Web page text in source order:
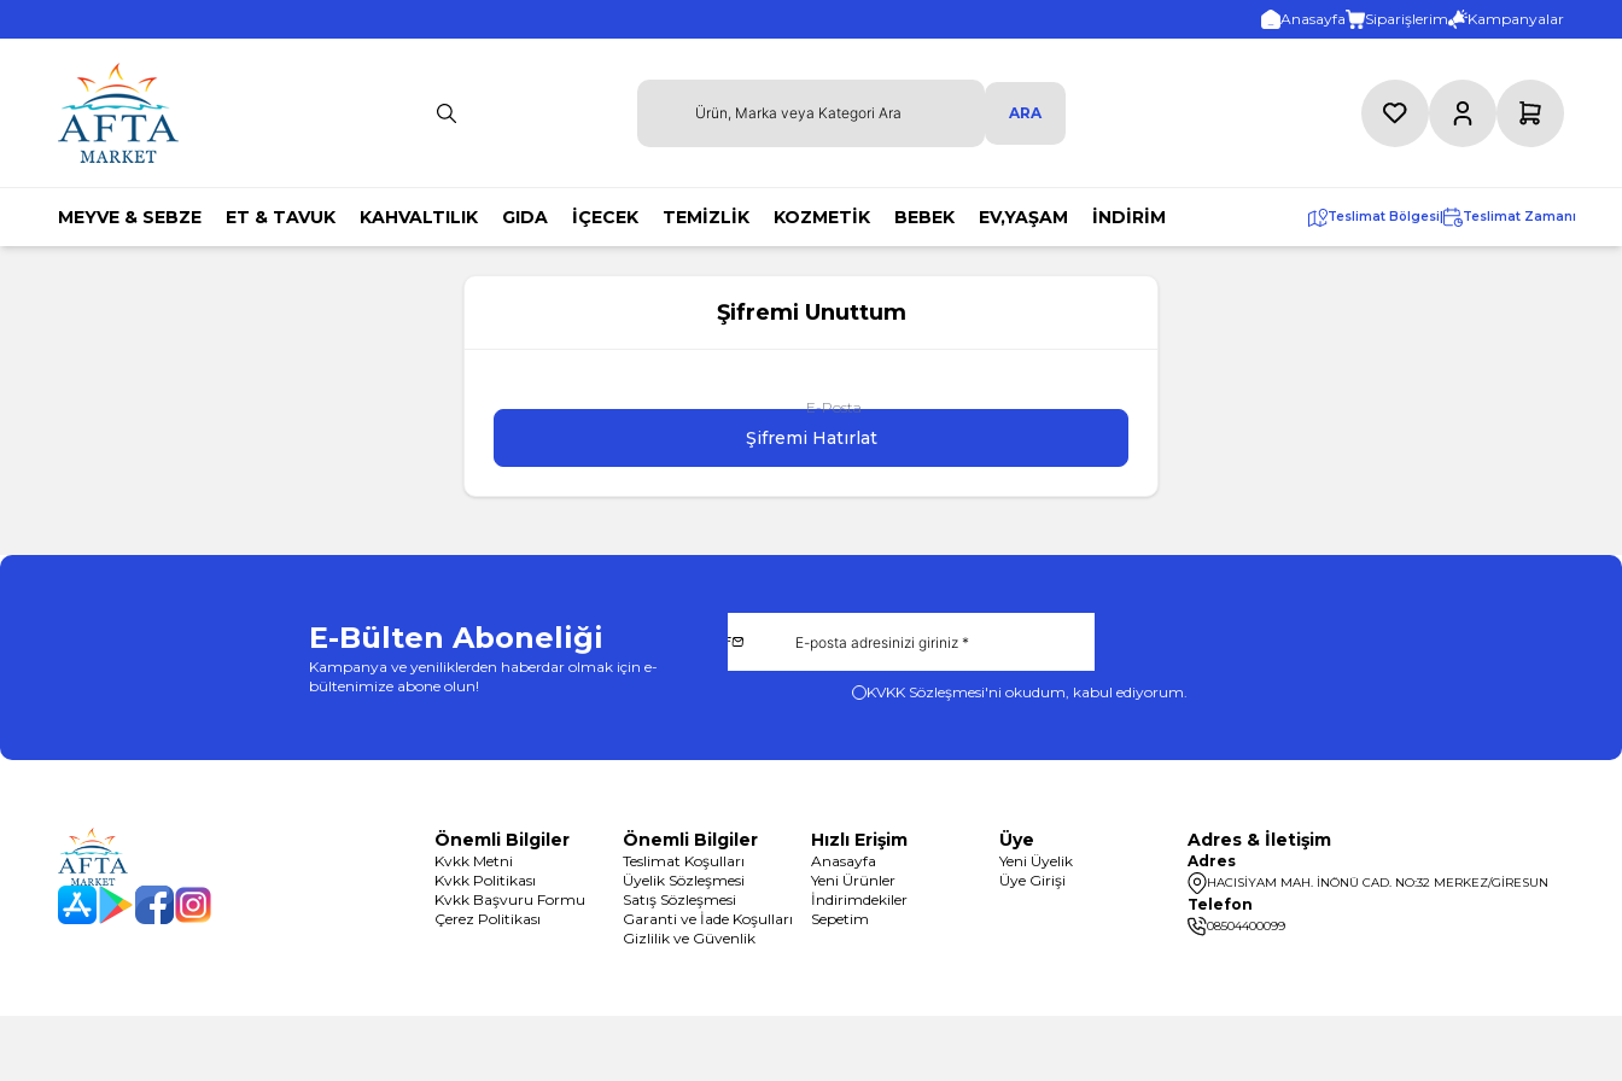
Anasayfa Siparişlerim Kampanyalar
ARA FavorilerimHesabım Sepetim
MEYVE & SEBZE ET & TAVUK KAHVALTILIK GIDA İÇECEK TEMİZLİK KOZMETİK BEBEK EV,YAŞAM İNDİRİM Teslimat Bölgesi| Teslimat Zamanı
Şifremi Unuttum
E-Posta
Şifremi Hatırlat
E-Bülten Aboneliği
Kampanya ve yeniliklerden haberdar olmak için e-
bültenimize abone olun!
KVKK Sözleşmesi'ni okudum, kabul ediyorum.
App StorePlay Store
FacebookInstagram
Önemli Bilgiler
Kvkk Metni
Kvkk Politikası
Kvkk Başvuru Formu
Çerez Politikası
Önemli Bilgiler
Teslimat Koşulları
Üyelik Sözleşmesi
Satış Sözleşmesi
Garanti ve İade Koşulları
Gizlilik ve Güvenlik
Hızlı Erişim
Anasayfa
Yeni Ürünler
İndirimdekiler
Sepetim
Üye
Yeni Üyelik
Üye Girişi
Adres & İletişim
Adres
HACISİYAM MAH. İNÖNÜ CAD. NO:32 MERKEZ/GİRESUN
Telefon
08504400099